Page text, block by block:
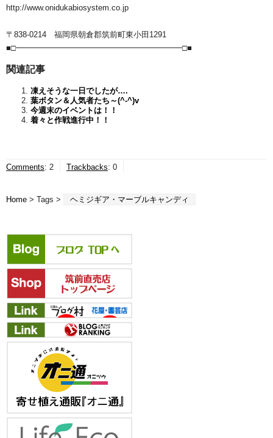
http://www.onidukabiosystem.co.jp
〒838-0214 福岡県朝倉郡筑前町東小田1291
■□━━━━━━━━━━━━━━━━━━━━━□■
関連記事
凍えそうな一日でしたが….
葉ボタン＆人気者たち～(^-^)v
今週末のイベントは！！
着々と作戦進行中！！
Comments: 2 Trackbacks: 0
Home > Tags > ヘミジギア・マーブルキャンディ